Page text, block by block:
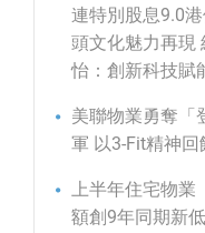
連特別股息9.0
頭文化魅力再現
怡：創新科技賦
美聯物業勇奪「
軍 以3-Fit精神回
上半年住宅物業
額創9年同期新